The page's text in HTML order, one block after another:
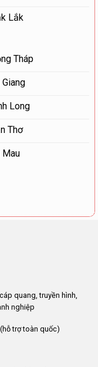
Lắk
Tháp
Giang
Long
Thơ
Mau
quang, truyền hình,
nghiệp
trợ toàn quốc)